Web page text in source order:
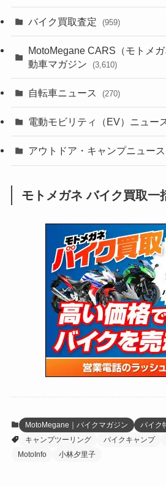
(44)
(640)
(118)
(60)
(31)
(51)
(34)
(5)
(12)
(65)
(109)
(252)
(38)
(24)
(16)
(25)
(24)
(47)
(15)
(5)
(249)
(64)
(16)
(62)
(4)
(6)
(17)
(5)
(27)
(306)
(6,964)
(2,474)
(1,226)
(12)
(131)
(38)
(131)
(167)
(85)
(21)
(61)
(171)
(98)
(13)
(60)
(274)
(171)
(38)
(47)
(59)
(41)
(66)
(16)
(141)
(1,145)
(166)
(23)
(415)
(16)
バイク買取査定 (959)
MotoMegane CARS（モトメ
動車マガジン
(3,610)
(188)
(137)
(75)
(2,744)
(126)
(170)
自転車ニュース (270)
(54)
(211)
電動モビリティ（EV）ニュー
(132)
(171)
アウトドア・キャンプニュース
(1,605)
(147)
(13)
(19)
(12)
(16)
(4)
モトメガネ バイク買取一
MotoMegane｜バイクマガジン
バイク
キャンプツーリング
バイクキャンプ
MotoInfo
小林夕里子